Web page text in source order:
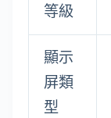
等級
顯示
屏類
型